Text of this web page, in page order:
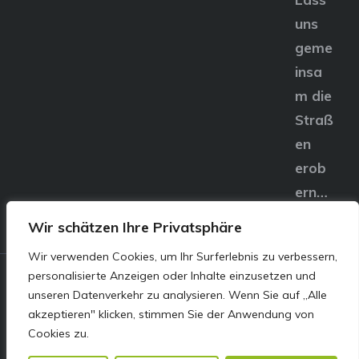
Wir schätzen Ihre Privatsphäre
Wir verwenden Cookies, um Ihr Surferlebnis zu verbessern,
personalisierte Anzeigen oder Inhalte einzusetzen und
unseren Datenverkehr zu analysieren. Wenn Sie auf „Alle
akzeptieren" klicken, stimmen Sie der Anwendung von
Cookies zu.
uns
geme
insa
m die
Straß
en
erob
ern…
© E&S Motors GmbH,
Linzer Straße 83 4240
Freistadt